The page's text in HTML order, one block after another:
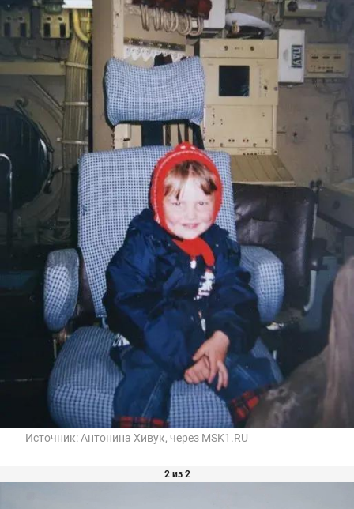
Источник:Антонина Хивук, через MSK1.RU
2 из 2